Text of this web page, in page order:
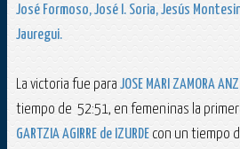
José Formoso, José I. Soria, Jesús
Jauregui.
La victoria fue para JOSE MARI ZAMORA
tiempo de 52:51, en femeninas la
GARTZIA AGIRRE de IZURDE con un tiempo